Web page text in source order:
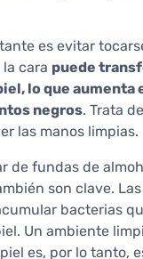
es evitar
cara puede
lo que aumenta
negros. Trata
las manos limpias.
de fundas de
son clave.
bacterias
Un ambiente
es, por lo tanto,